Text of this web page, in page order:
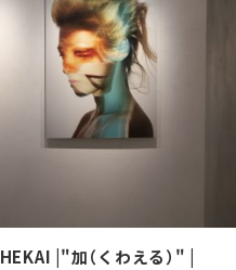
|"加（くわえる）" |